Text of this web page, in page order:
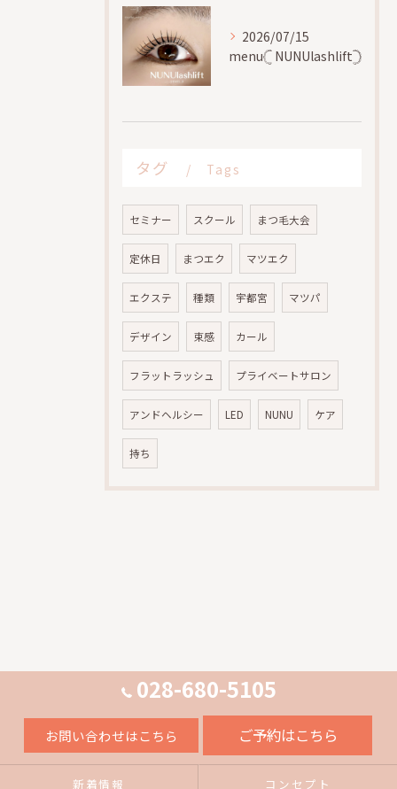
2026/07/15
menu𓊆 NUNUlashlift𓊇
タグ Tags
セミナー スクール まつ毛大会
定休日 まつエク マツエク
エクステ 種類 宇都宮 マツパ
デザイン 束感 カール
フラットラッシュ プライベートサロン
アンドヘルシー LED NUNU ケア
持ち
028-680-5105
お問い合わせはこちら ご予約はこちら
新着情報 コンセプト